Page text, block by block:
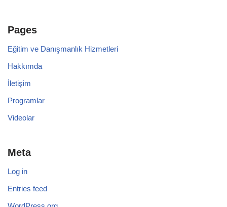
Pages
Eğitim ve Danışmanlık Hizmetleri
Hakkımda
İletişim
Programlar
Videolar
Meta
Log in
Entries feed